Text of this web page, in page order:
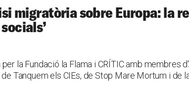
migratòria sobre Europa: la
la Fundació la Flama i CRÍTIC amb membres
Tanquem els CIEs, de Stop Mare Mortum i de